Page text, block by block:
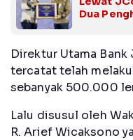
Dua
Direktur Utama
tercatat telah
sebanyak 500.000
Lalu disusul oleh
R. Arief Wicaksono